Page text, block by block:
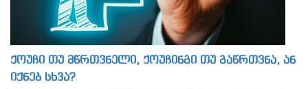
ქოუჩი თუ მწრთვნელი, ქოუჩინგი თუ გაწრთვნა, ან
იქნებ სხვა?